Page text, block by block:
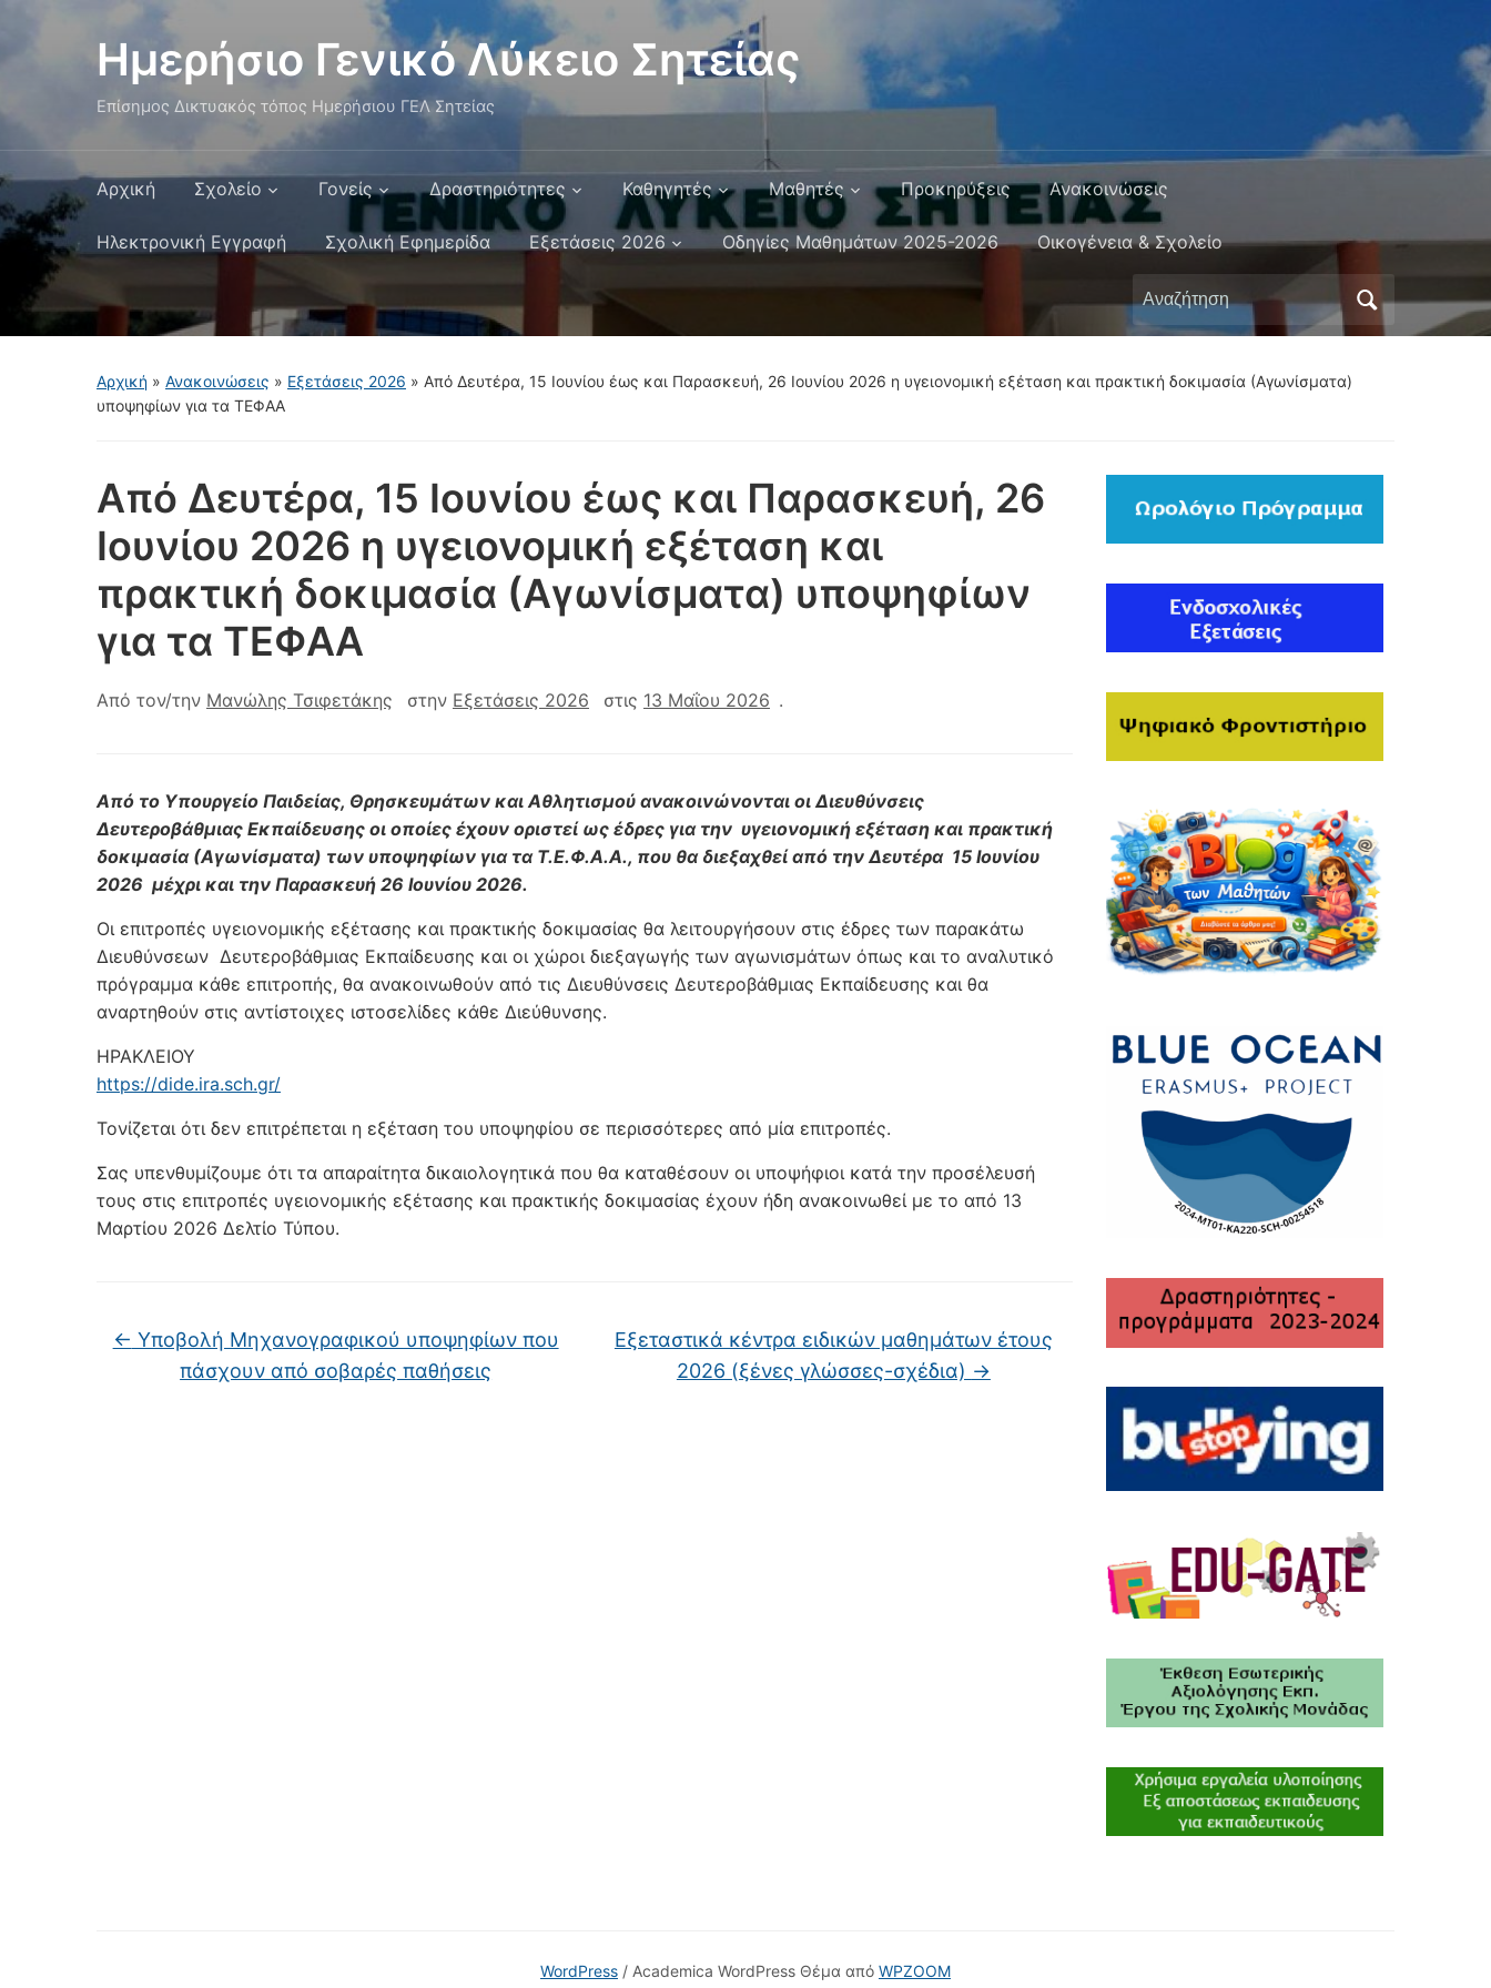
Ημερήσιο Γενικό Λύκειο Σητείας
Επίσημος Δικτυακός τόπος Ημερήσιου ΓΕΛ Σητείας
Αρχική Σχολείο Γονείς Δραστηριότητες Καθηγητές Μαθητές Προκηρύξεις Ανακοινώσεις
Ηλεκτρονική Εγγραφή Σχολική Εφημερίδα Εξετάσεις 2026 Οδηγίες Μαθημάτων 2025-2026 Οικογένεια & Σχολείο
Αναζήτηση
για:
Αρχική » Ανακοινώσεις » Εξετάσεις 2026 » Από Δευτέρα, 15 Ιουνίου έως και Παρασκευή, 26 Ιουνίου 2026 η υγειονομική εξέταση και πρακτική δοκιμασία (Αγωνίσματα)
υποψηφίων για τα ΤΕΦΑΑ
Από Δευτέρα, 15 Ιουνίου έως και Παρασκευή, 26
Ιουνίου 2026 η υγειονομική εξέταση και
πρακτική δοκιμασία (Αγωνίσματα) υποψηφίων
για τα ΤΕΦΑΑ
Από τον/την Μανώλης Τσιφετάκης στην Εξετάσεις 2026 στις 13 Μαΐου 2026 .
Από το Υπουργείο Παιδείας, Θρησκευμάτων και Αθλητισμού ανακοινώνονται οι Διευθύνσεις
Δευτεροβάθμιας Εκπαίδευσης οι οποίες έχουν οριστεί ως έδρες για την υγειονομική εξέταση και πρακτική
δοκιμασία (Αγωνίσματα) των υποψηφίων για τα Τ.Ε.Φ.Α.Α., που θα διεξαχθεί από την Δευτέρα 15 Ιουνίου
2026 μέχρι και την Παρασκευή 26 Ιουνίου 2026.
Οι επιτροπές υγειονομικής εξέτασης και πρακτικής δοκιμασίας θα λειτουργήσουν στις έδρες των παρακάτω
Διευθύνσεων Δευτεροβάθμιας Εκπαίδευσης και οι χώροι διεξαγωγής των αγωνισμάτων όπως και το αναλυτικό
πρόγραμμα κάθε επιτροπής, θα ανακοινωθούν από τις Διευθύνσεις Δευτεροβάθμιας Εκπαίδευσης και θα
αναρτηθούν στις αντίστοιχες ιστοσελίδες κάθε Διεύθυνσης.
ΗΡΑΚΛΕΙΟΥ
https://dide.ira.sch.gr/
Τονίζεται ότι δεν επιτρέπεται η εξέταση του υποψηφίου σε περισσότερες από μία επιτροπές.
Σας υπενθυμίζουμε ότι τα απαραίτητα δικαιολογητικά που θα καταθέσουν οι υποψήφιοι κατά την προσέλευσή
τους στις επιτροπές υγειονομικής εξέτασης και πρακτικής δοκιμασίας έχουν ήδη ανακοινωθεί με το από 13
Μαρτίου 2026 Δελτίο Τύπου.
← Υποβολή Μηχανογραφικού υποψηφίων που
πάσχουν από σοβαρές παθήσεις
Εξεταστικά κέντρα ειδικών μαθημάτων έτους
2026 (ξένες γλώσσες-σχέδια) →
WordPress / Academica WordPress Θέμα από WPZOOM